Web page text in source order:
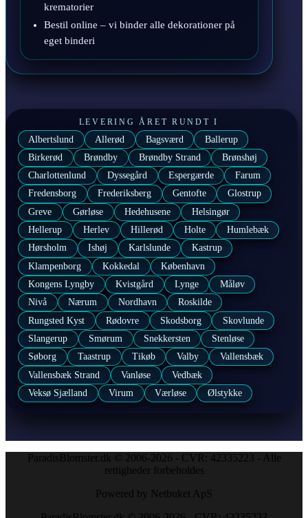
krematorier
Bestil online – vi binder alle dekorationer på
eget binderi
LEVERING ÅRET RUNDT I
Albertslund Allerød Bagsværd
Ballerup
Birkerød
Brøndby Brøndby Strand
Brønshøj
Charlottenlund
Dyssegård Espergærde
Farum
Fredensborg
Frederiksberg Gentofte
Glostrup
Greve
Gørløse Hedehusene
Helsingør
Hellerup
Herlev Hillerød Holte
Humlebæk
Hørsholm
Ishøj Karlslunde
Kastrup
Klampenborg
Kokkedal
København
Kongens Lyngby
Kvistgård Lynge
Måløv
Nivå
Nærum Nordhavn
Roskilde
Rungsted Kyst
Rødovre Skodsborg
Skovlunde
Slangerup
Smørum Snekkersten
Stenløse
Søborg
Taastrup Tikøb Valby
Vallensbæk
Vallensbæk Strand
Vanløse
Vedbæk
Veksø Sjælland
Virum Værløse Ølstykke
ParadisBlomster.dk © 2006-2026 - CVR: 42335223 - Alle
rettigheder forbeholdes
Powered by Netbuket ApS